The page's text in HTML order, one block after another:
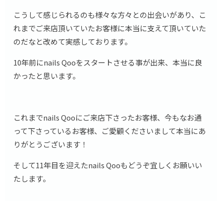
こうして感じられるのも様々な方々との出会いがあり、こ
れまでご来店頂いていたお客様に本当に支えて頂いていた
のだなと改めて実感しております。
10年前にnails Qooをスタートさせる事が出来、本当に良
かったと思います。
これまでnails Qooにご来店下さったお客様、今もなお通
って下さっているお客様、ご愛顧くださいまして本当にあ
りがとうございます！
そして11年目を迎えたnails Qooもどうぞ宜しくお願いい
たします。